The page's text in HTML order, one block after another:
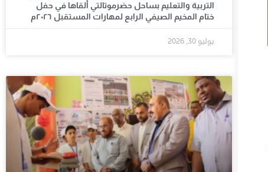
التربية والتعليم بساحل حضرموتالتي ألقاها في حفل
ختام المخيم الصيفي الرابع لمهارات المستقبل ٢٠٢٦م
يوليو 30, 2026